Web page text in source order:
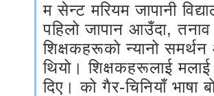
म सेन्ट मरियम जापानी
पहिलो जापान आउँदा, तनाव
शिक्षकहरूको न्यानो
थियो। शिक्षकहरूलाई
दिए। को गैर-चिनियाँ भाषा